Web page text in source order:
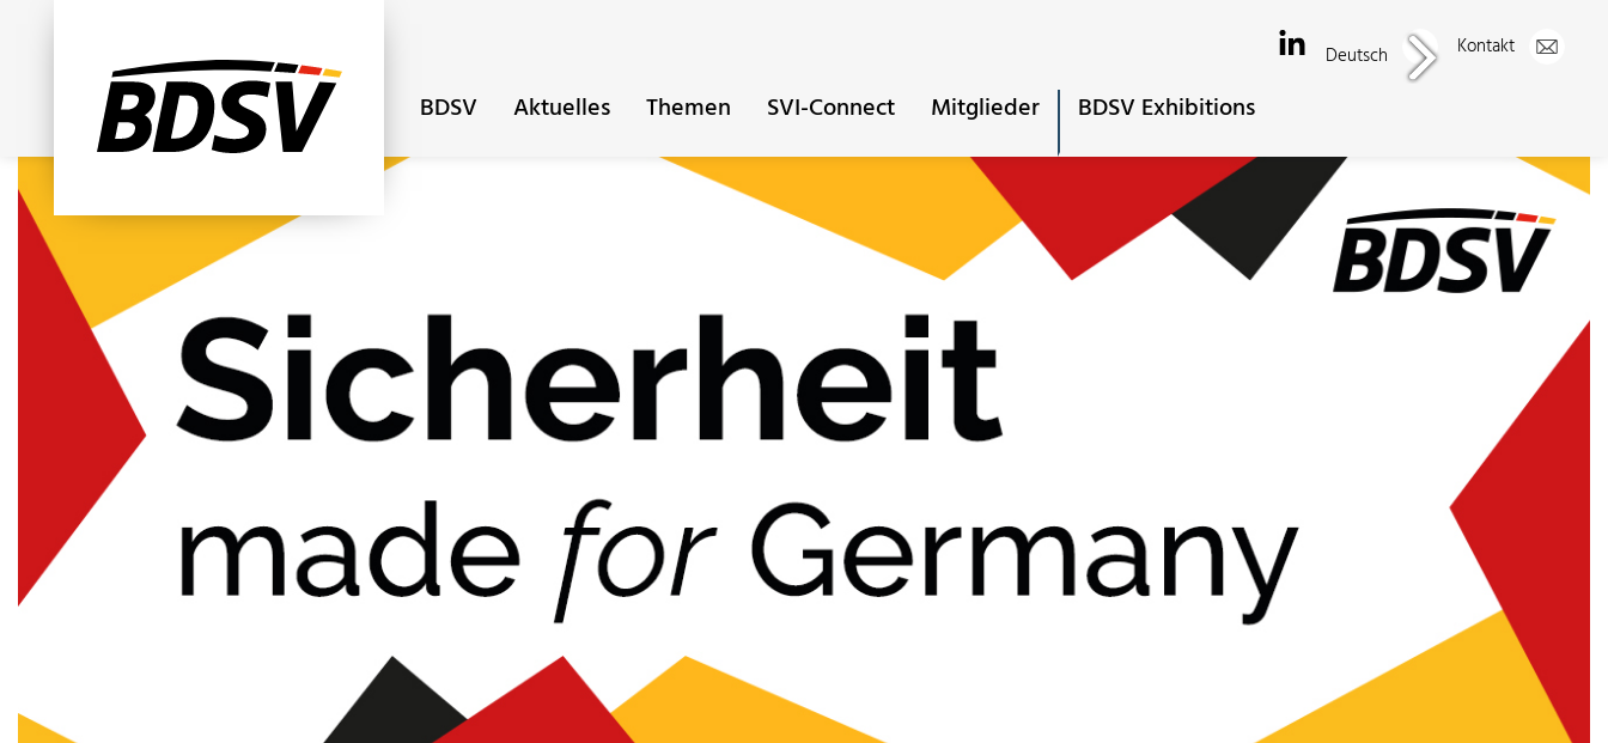
BDSV Aktuelles Themen SVI-Connect Mitglieder BDSV Exhibitions
Deutsch Kontakt